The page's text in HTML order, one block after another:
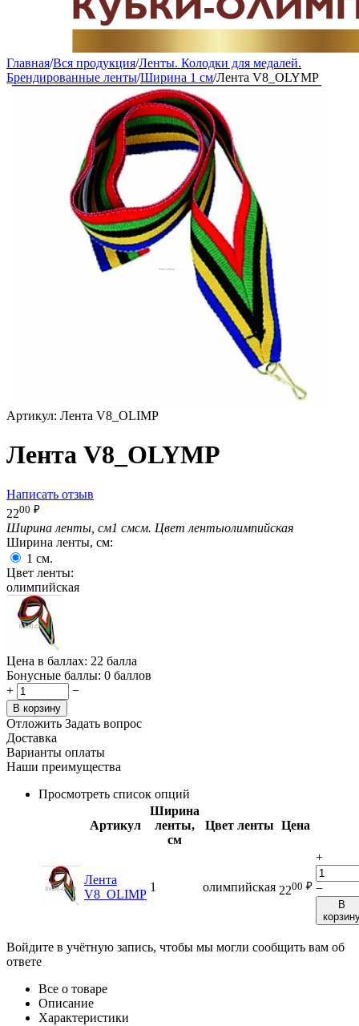
Главная/Вся продукция/Ленты. Колодки для медалей.
Брендированные ленты/Ширина 1 см/Лента V8_OLYMP
Артикул: Лента V8_OLIMP
Лента V8_OLYMP
Написать отзыв
2200 ₽
Ширина ленты, см1 смсм. Цвет лентыолимпийская
Ширина ленты, см:
1 см.
Цвет ленты:
олимпийская
Цена в баллах: 22 балла
Бонусные баллы: 0 баллов
+
−
В корзину
Отложить Задать вопрос
Доставка
Варианты оплаты
Наши преимущества
Просмотреть список опций
Артикул
Ширина
ленты,
см
Цвет ленты Цена
Лента
V8_OLIMP
1 олимпийская 2200 ₽
+
−
В
Войдите в учётную запись, чтобы мы могли сообщить вам об
ответе
Все о товаре
Описание
Характеристики